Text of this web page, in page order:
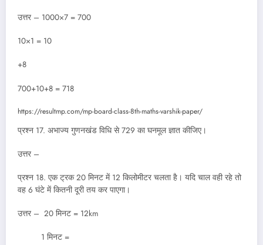
उत्तर – 1000×7 = 700
10×1 = 10
+8
700+10+8 = 718
https://resultmp.com/mp-board-class-8th-maths-varshik-paper/
प्रश्न 17. अभाज्य गुणनखंड विधि से 729 का घनमूल ज्ञात कीजिए।
उत्तर –
प्रश्न 18. एक ट्रक 20 मिनट में 12 किलोमीटर चलता है। यदि चाल वही रहे तो
वह 6 घंटे में कितनी दूरी तय कर पाएगा।
उत्तर – 20 मिनट = 12km
1 मिनट =